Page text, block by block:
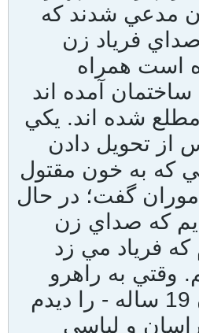
مدعي شدند که
فرياد زن
است همراه
آمده اند
مطلع شده اند. يکي
از تحويل دادن
که به خون مقتول
گفت؛ در حال
که صداي زن
که فرياد مي زد
وقتي به راهرو
آمدم سحر - زن 19 ساله - را ديدم
و لباسي